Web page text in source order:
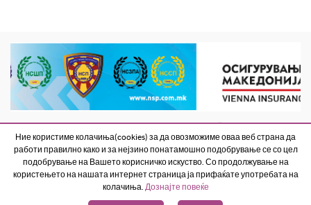
Веб страната е изработена од Best Net Studio 2018. All Rights Reserved
Terms and Conditions
Ние користиме колачиња(cookies) за да овозможиме оваа веб страна да
работи правилно како и за нејзино понатамошно подобрување се со цел
подобрување на Вашето корисничко искуство. Со продолжување на
користењето на нашата интернет страница ја прифаќате употребата на
колачиња. Дознајте повеќе